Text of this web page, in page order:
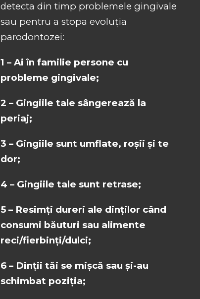
detecta din timp problemele gingivale
sau pentru a stopa evoluția
parodontozei:
1 – Ai în familie persone cu
probleme gingivale;
2 – Gingiile tale sângerează la
periaj;
3 – Gingiile sunt umflate, roșii și te
dor;
4 – Gingiile tale sunt retrase;
5 – Resimți dureri ale dinților când
consumi băuturi sau alimente
reci/fierbinți/dulci;
6 – Dinții tăi se mișcă sau și-au
schimbat poziția;